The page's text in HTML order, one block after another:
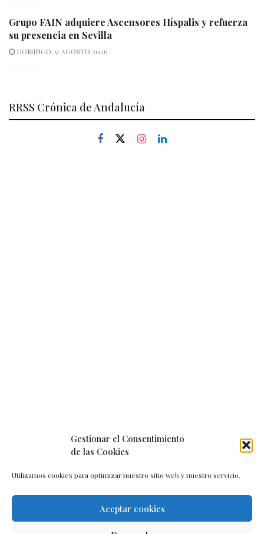
Gestionar el Consentimiento
de las Cookies
Utilizamos cookies para optimizar nuestro sitio web y nuestro servicio.
Aceptar cookies
Grupo FAIN adquiere Ascensores Híspalis y refuerza
su presencia en Sevilla
DOMINGO, 9 AGOSTO 2026
RRSS Crónica de Andalucía
Política de cookies